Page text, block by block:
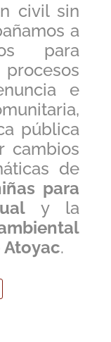
civil sin
a
para
e
pública
cambios
de
para
y la
.